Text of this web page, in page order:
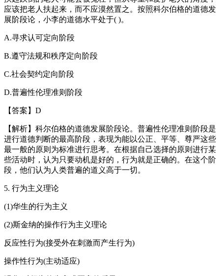
应该把老人扶起来，而不应漠然置之。按照科尔伯格的道德发
展阶段论，小李的道德水平处于( )。
A.寻求认可定向阶段
B.遵守法规和秩序定向阶段
C.社会契约定向阶段
D.普遍性伦理准则阶段
【答案】D
【解析】科尔伯格的道德发展阶段论。普遍性伦理准则阶段是
进行道德判断的最高阶段，表现为能以公正、平等、尊严这些
最一般的原则为标准进行思考。在根据自己选择的原则进行某
些活动时，认为只要动机是好的，行为就是正确的。在这个阶
段，他们认为人类普遍的道义高于一切。
5. 行为主义理论
(1)华生的行为主义
(2)斯金纳的操作行为主义理论
反应性行为(接受外在刺激而产生行为)
操作性行为(主动适应)